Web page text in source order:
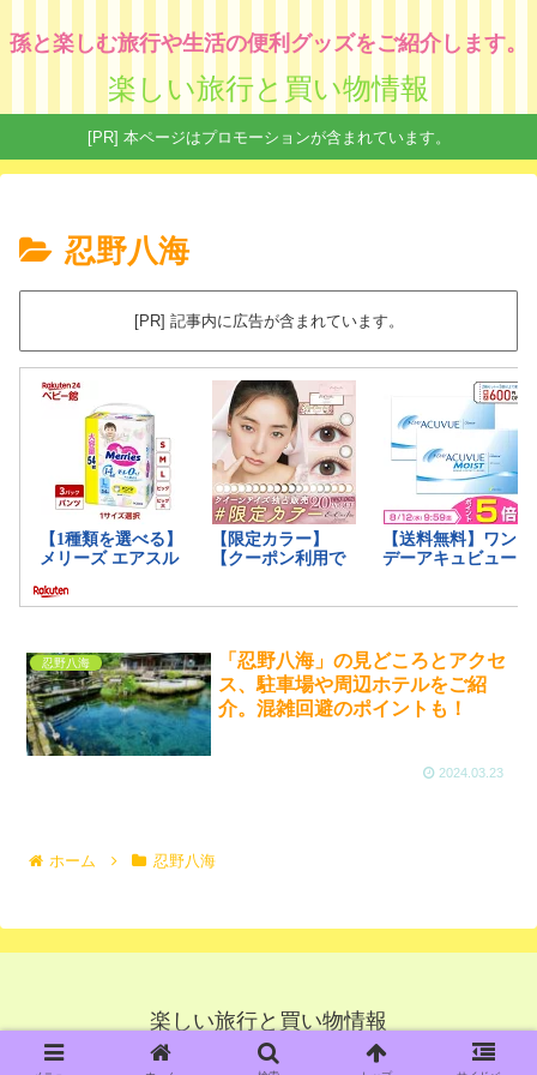
孫と楽しむ旅行や生活の便利グッズをご紹介します。
楽しい旅行と買い物情報
[PR] 本ページはプロモーションが含まれています。
忍野八海
[PR] 記事内に広告が含まれています。
忍野八海
「忍野八海」の見どころとアクセ
ス、駐車場や周辺ホテルをご紹
介。混雑回避のポイントも！
2024.03.23
ホーム 忍野八海
楽しい旅行と買い物情報
© 2022 楽しい旅行と買い物情報.